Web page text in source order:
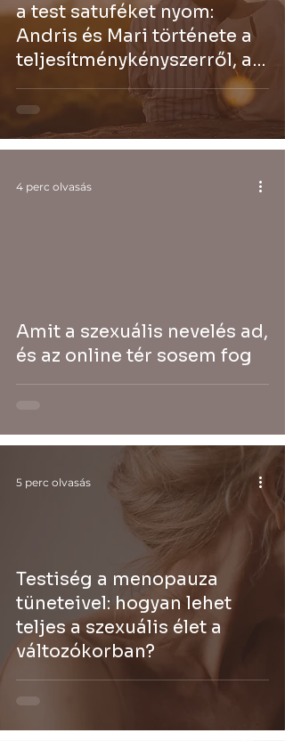
a test satuféket nyom:
Andris és Mari története a
teljesítménykényszerről, a
pornó hatásáról és a korai
segítségkérés erejéről
Amit a szexuális nevelés ad,
és az online tér sosem fog
4 perc olvasás
Testiség a menopauza
tüneteivel: hogyan lehet
teljes a szexuális élet a
változókorban?
5 perc olvasás